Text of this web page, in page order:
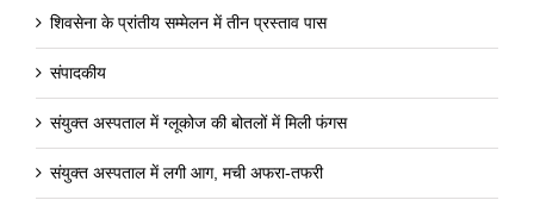
शिवसेना के प्रांतीय सम्मेलन में तीन प्रस्ताव पास
संपादकीय
संयुक्त अस्पताल में ग्लूकोज की बोतलों में मिली फंगस
संयुक्त अस्पताल में लगी आग, मची अफरा-तफरी